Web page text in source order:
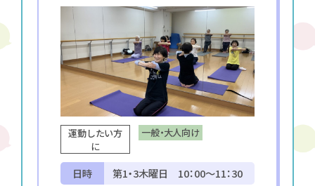
運動したい方
に
一般・大人向け
日時 第1・3木曜日 10：00～11：30